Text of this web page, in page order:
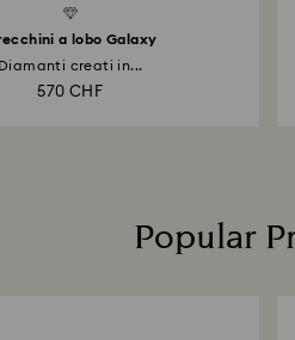
a lobo Galaxy
Diamanti creati in...
570 CHF
Popular